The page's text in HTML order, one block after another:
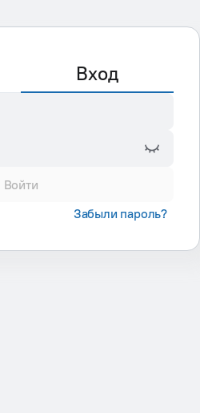
Вход
Войти
Забыли пароль?